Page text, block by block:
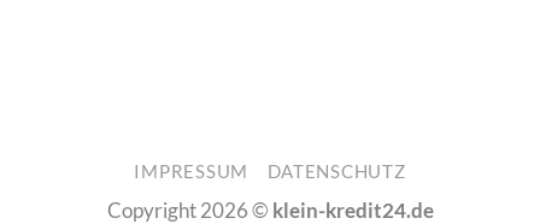
IMPRESSUM DATENSCHUTZ
Copyright 2026 © klein-kredit24.de